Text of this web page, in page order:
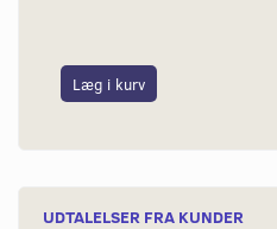
Læg i kurv
UDTALELSER FRA KUNDER